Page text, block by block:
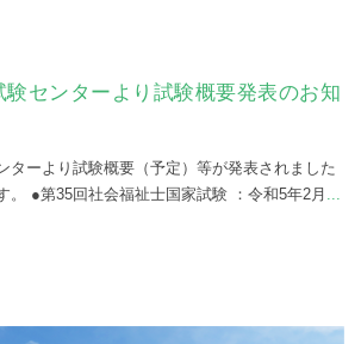
センターより試験概要発表のお知
ターより試験概要（予定）等が発表されました
。 ●第35回社会福祉士国家試験 ：令和5年2月 ...